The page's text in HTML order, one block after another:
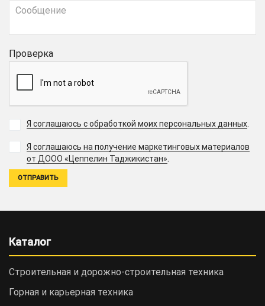
Проверка
Я соглашаюсь с обработкой моих персональных данных.
Я соглашаюсь на получение маркетинговых материалов
от ДООО «Цеппелин Таджикистан».
Каталог
Строительная и дорожно-cтроительная техника
Горная и карьерная техника